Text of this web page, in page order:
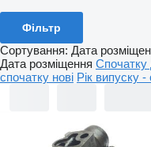
Фільтр
Сортування: Дата
Дата розміщення Спочатку
спочатку нові Рік випуску -